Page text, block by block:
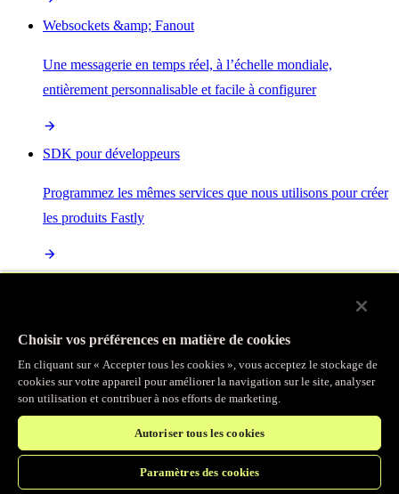
Websockets &amp; Fanout
Une messagerie en temps réel, à l’échelle mondiale,
entièrement personnalisable et facile à configurer
SDK pour développeurs
Programmez les mêmes services que nous utilisons pour créer
les produits Fastly
sur des normes ouvertes et intégrée à la suite complète de
produits Fastly
Accélérez vos charges de travail d’IA et gagnez en efficacité
Choisir vos préférences en matière de cookies
En cliquant sur « Accepter tous les cookies », vous acceptez le stockage de
cookies sur votre appareil pour améliorer la navigation sur le site, analyser
son utilisation et contribuer à nos efforts de marketing.
Autoriser tous les cookies
Paramètres des cookies